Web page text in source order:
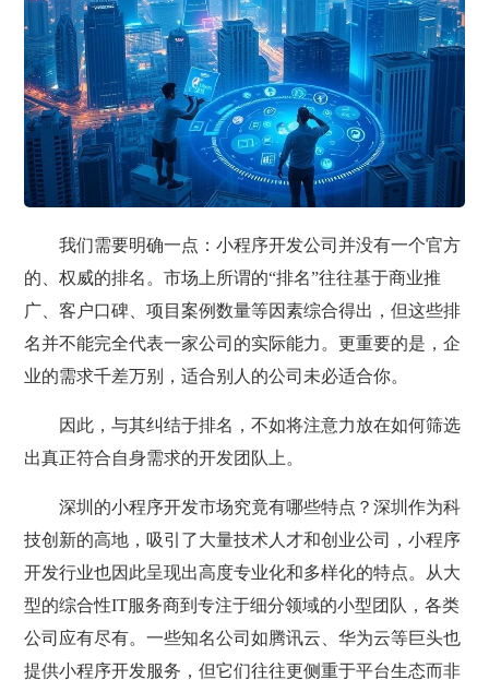
我们需要明确一点：小程序开发公司并没有一个官方
的、权威的排名。市场上所谓的“排名”往往基于商业推
广、客户口碑、项目案例数量等因素综合得出，但这些排
名并不能完全代表一家公司的实际能力。更重要的是，企
业的需求千差万别，适合别人的公司未必适合你。
因此，与其纠结于排名，不如将注意力放在如何筛选
出真正符合自身需求的开发团队上。
深圳的小程序开发市场究竟有哪些特点？深圳作为科
技创新的高地，吸引了大量技术人才和创业公司，小程序
开发行业也因此呈现出高度专业化和多样化的特点。从大
型的综合性IT服务商到专注于细分领域的小型团队，各类
公司应有尽有。一些知名公司如腾讯云、华为云等巨头也
提供小程序开发服务，但它们往往更侧重于平台生态而非